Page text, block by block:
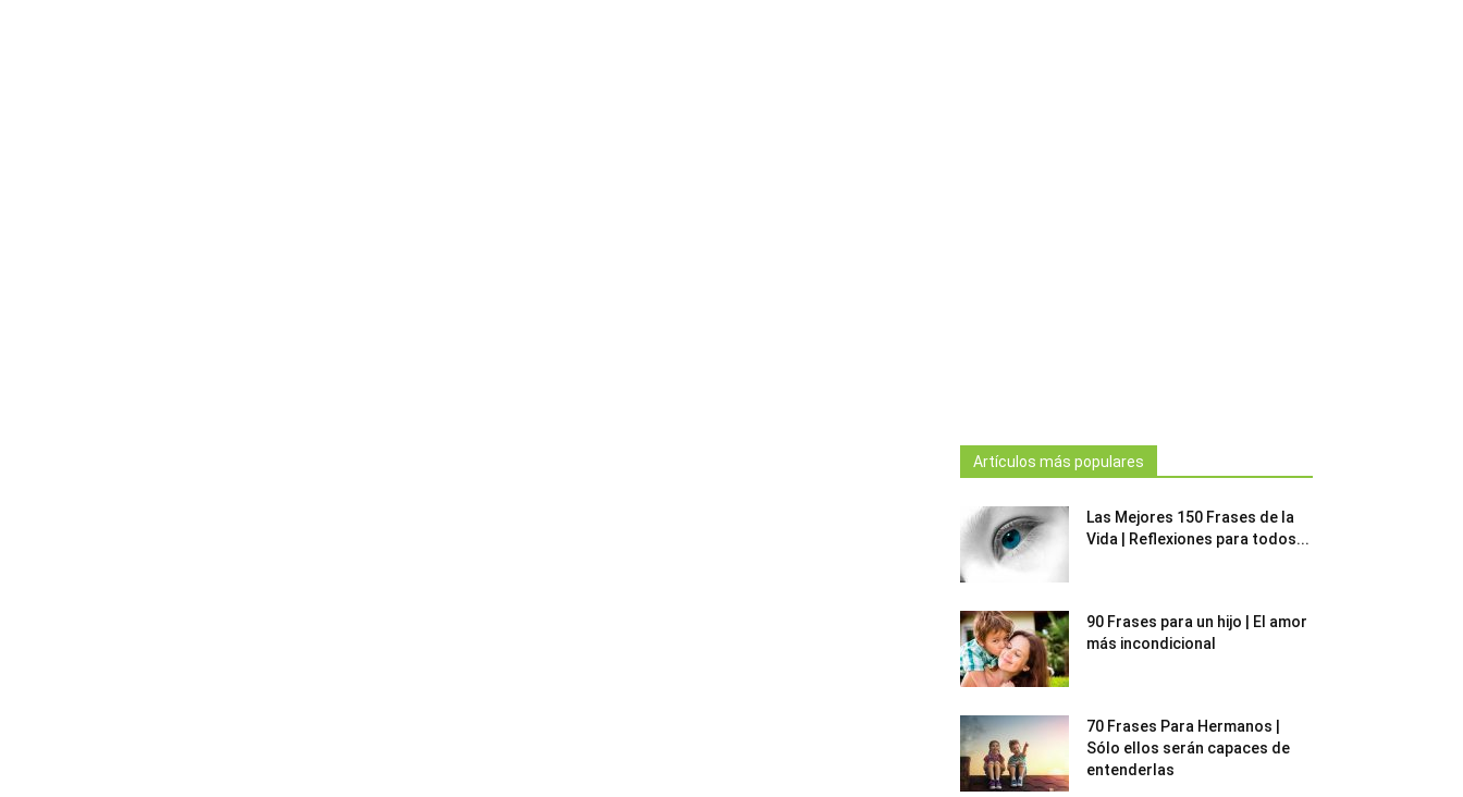
Artículos más populares
Las Mejores 150 Frases de la
Vida | Reflexiones para todos...
90 Frases para un hijo | El amor
más incondicional
70 Frases Para Hermanos |
Sólo ellos serán capaces de
entenderlas